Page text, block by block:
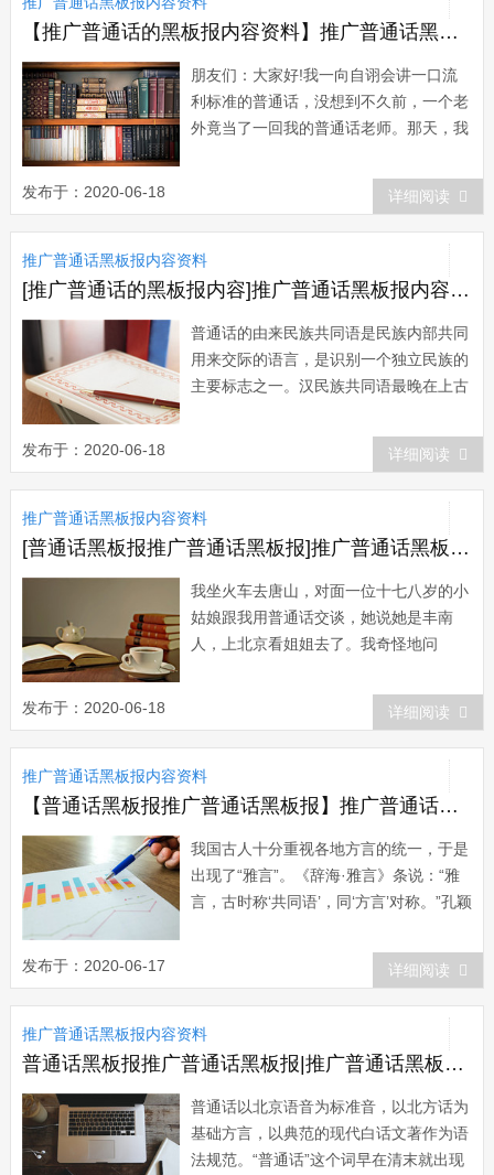
【推广普通话的黑板报内容资料】推广普通话黑板报资料：说普通话从我开始
朋友们：大家好!我一向自诩会讲一口流
利标准的普通话，没想到不久前，一个老
外竟当了一回我的普通话老师。那天，我
练英语口语，便自告奋勇给他们当导游。
谁知这几个老外摆摆手，用不大流利的普
通话说：“小姐，咱们说普通话吧，中国
话很美!”我听了有点...
发布于：2020-06-18 详细阅读
推广普通话黑板报内容资料
[推广普通话的黑板报内容]推广普通话黑板报内容：普通话
普通话的由来民族共同语是民族内部共同
用来交际的语言，是识别一个独立民族的
主要标志之一。汉民族共同语最晚在上古
语叫“雅言”，主要流行于黄河流域，我国
第一部诗歌总集《诗经》的语言就是雅
言。汉代的民族共同语叫“通语”。...
发布于：2020-06-18 详细阅读
推广普通话黑板报内容资料
[普通话黑板报推广普通话黑板报]推广普通话黑板报：关于普通话的故事
我坐火车去唐山，对面一位十七八岁的小
姑娘跟我用普通话交谈，她说她是丰南
人，上北京看姐姐去了。我奇怪地问
音哪?”她说：“哟，出门在外，要说普通
话呀!”“那你回到家里还说普通话
吗?”&ldq...
发布于：2020-06-18 详细阅读
推广普通话黑板报内容资料
【普通话黑板报推广普通话黑板报】推广普通话黑板报：普通话的发展历史
我国古人十分重视各地方言的统一，于是
出现了“雅言”。《辞海·雅言》条说：“雅
言，古时称‘共同语’，同‘方言’对称。”孔颖
发布于：2020-06-17 详细阅读
推广普通话黑板报内容资料
普通话黑板报推广普通话黑板报|推广普通话黑板报内容：普通话的历史
普通话以北京语音为标准音，以北方话为
基础方言，以典范的现代白话文著作为语
法规范。“普通话”这个词早在清末就出现